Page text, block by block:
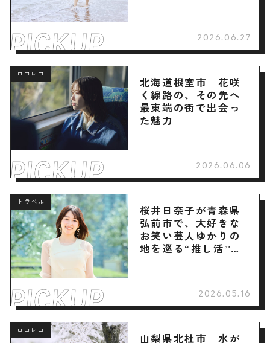
2026.06.27
ロコレコ
北海道根室市｜花咲
く線路の、その先へ
最東端の街で出会っ
た魅力
2026.06.06
トラベル
桜井日奈子が青森県
弘前市で、大好きな
お笑い芸人ゆかりの
地を巡る“推し活”旅
2026.05.16
ロコレコ
山梨県北杜市｜水が